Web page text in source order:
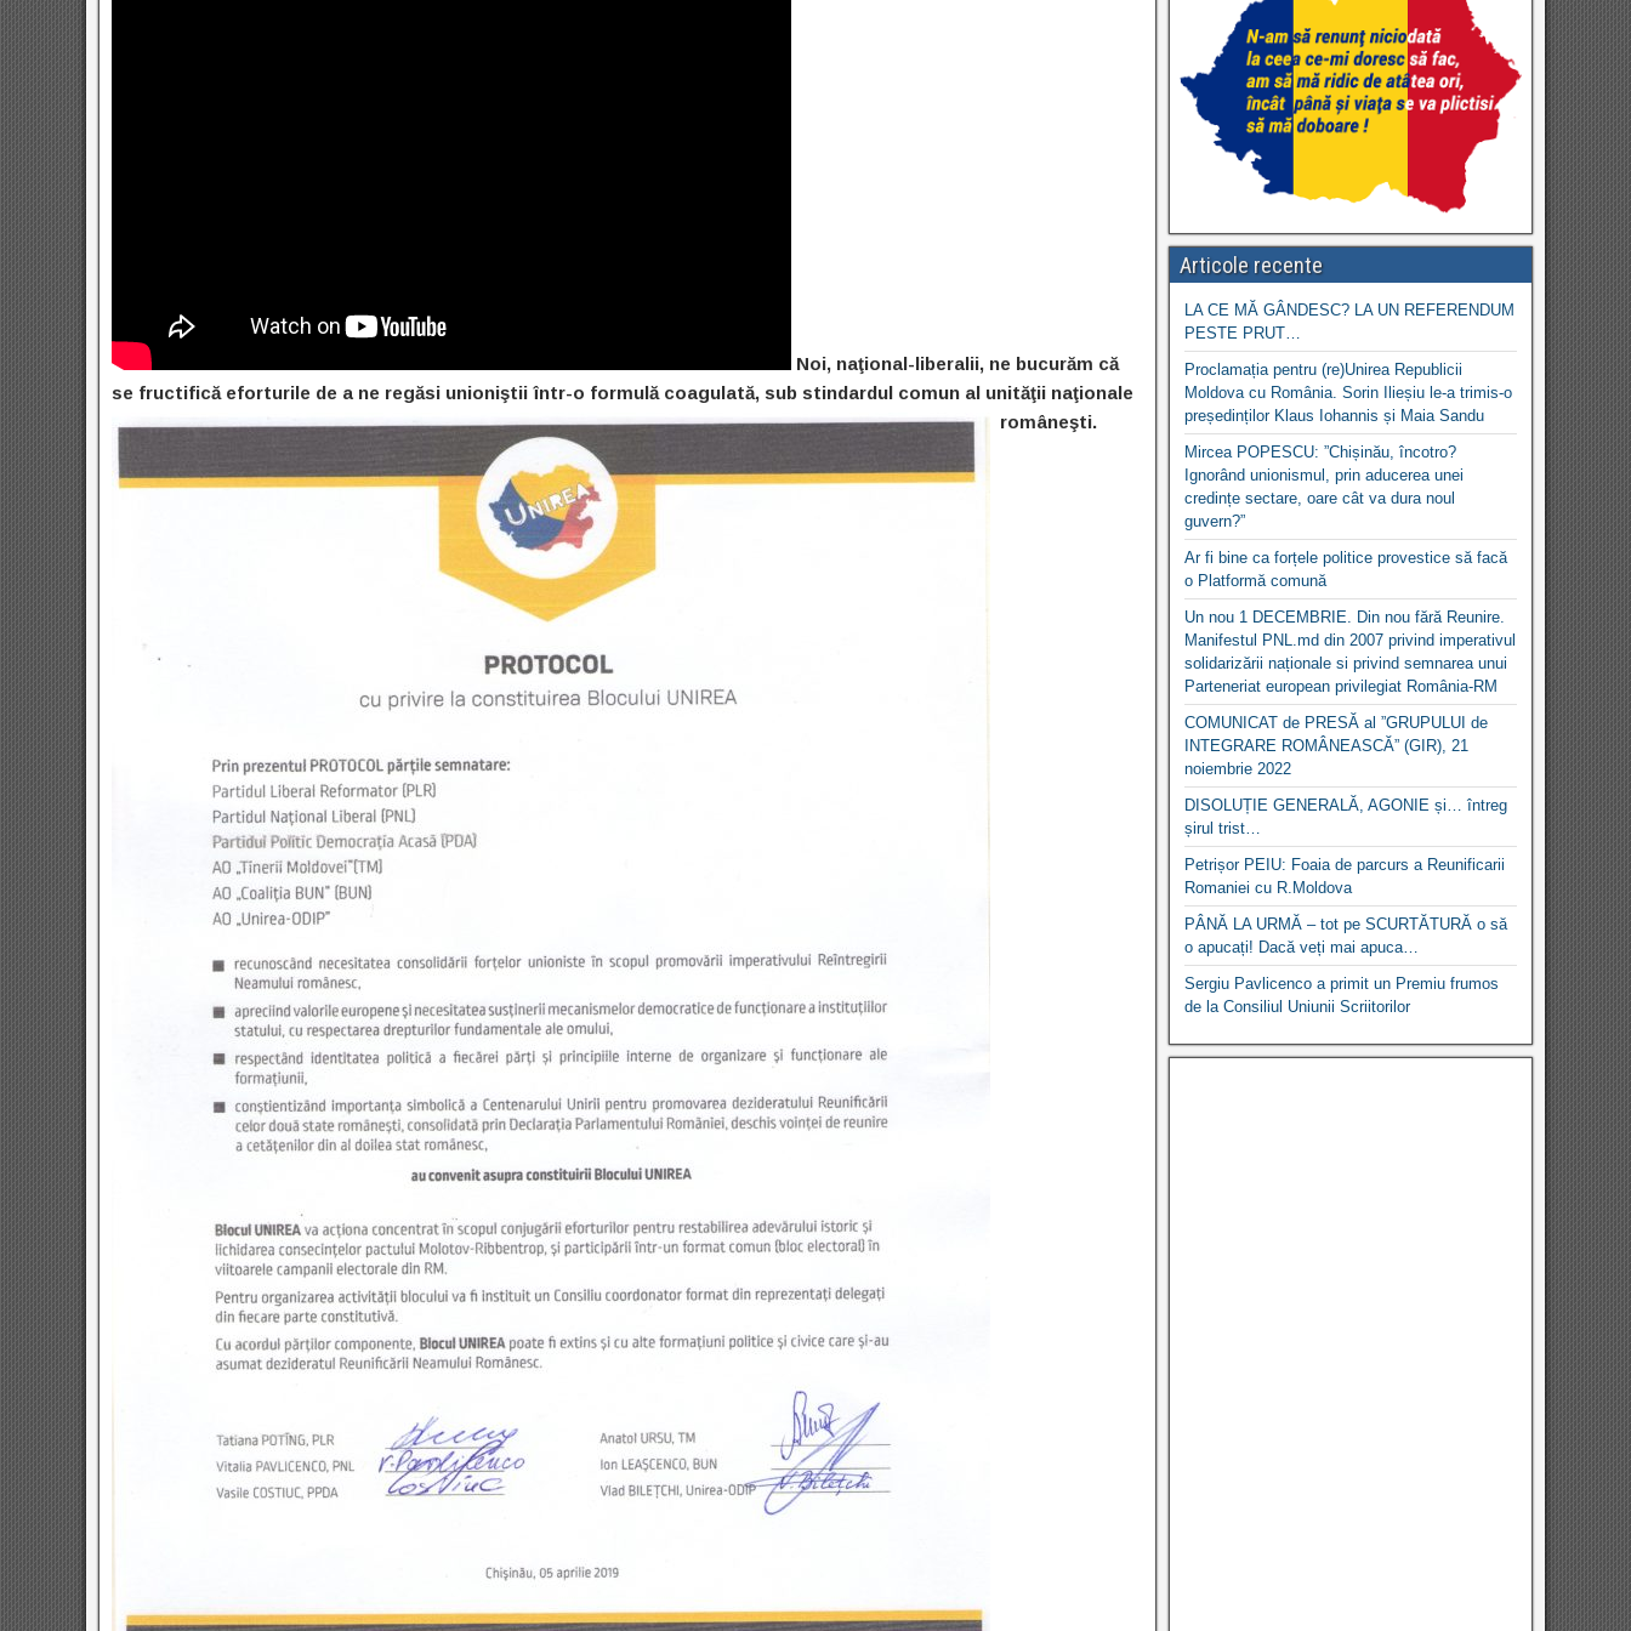
Noi, naţional-liberalii, ne bucurăm că
se fructifică eforturile de a ne regăsi unioniştii într-o formulă coagulată, sub stindardul comun al unităţii naţionale
româneşti.
Articole recente
LA CE MĂ GÂNDESC? LA UN REFERENDUM
PESTE PRUT…
Proclamația pentru (re)Unirea Republicii
Moldova cu România. Sorin Ilieșiu le-a trimis-o
președinților Klaus Iohannis și Maia Sandu
Mircea POPESCU: ”Chișinău, încotro?
Ignorând unionismul, prin aducerea unei
credințe sectare, oare cât va dura noul
guvern?”
Ar fi bine ca forțele politice provestice să facă
o Platformă comună
Un nou 1 DECEMBRIE. Din nou fără Reunire.
Manifestul PNL.md din 2007 privind imperativul
solidarizării naționale si privind semnarea unui
Parteneriat european privilegiat România-RM
COMUNICAT de PRESĂ al ”GRUPULUI de
INTEGRARE ROMÂNEASCĂ” (GIR), 21
noiembrie 2022
DISOLUȚIE GENERALĂ, AGONIE și… întreg
șirul trist…
Petrișor PEIU: Foaia de parcurs a Reunificarii
Romaniei cu R.Moldova
PÂNĂ LA URMĂ – tot pe SCURTĂTURĂ o să
o apucați! Dacă veți mai apuca…
Sergiu Pavlicenco a primit un Premiu frumos
de la Consiliul Uniunii Scriitorilor